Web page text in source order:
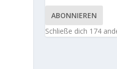
ABONNIEREN
Schließe dich 174